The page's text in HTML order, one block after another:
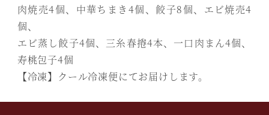
肉焼売4個、中華ちまき4個、餃子8個、エビ焼売4
個、
エビ蒸し餃子4個、三糸春捲4本、一口肉まん4個、
寿桃包子4個
【冷凍】クール冷凍便にてお届けします。